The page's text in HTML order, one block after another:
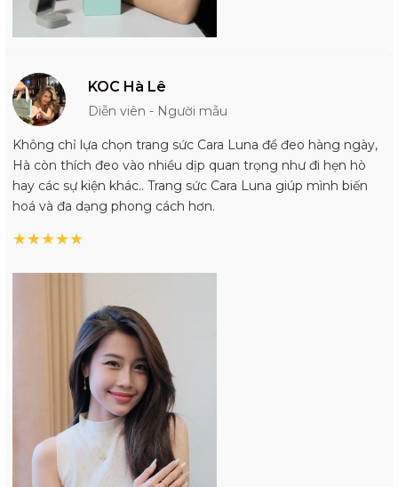
KOC Hà Lê
Diễn viên - Người mẫu
Không chỉ lựa chọn trang sức Cara Luna để đeo hàng ngày,
Hà còn thích đeo vào nhiều dịp quan trọng như đi hẹn hò
hay các sự kiện khác.. Trang sức Cara Luna giúp mình biến
hoá và đa dạng phong cách hơn.
★★★★★